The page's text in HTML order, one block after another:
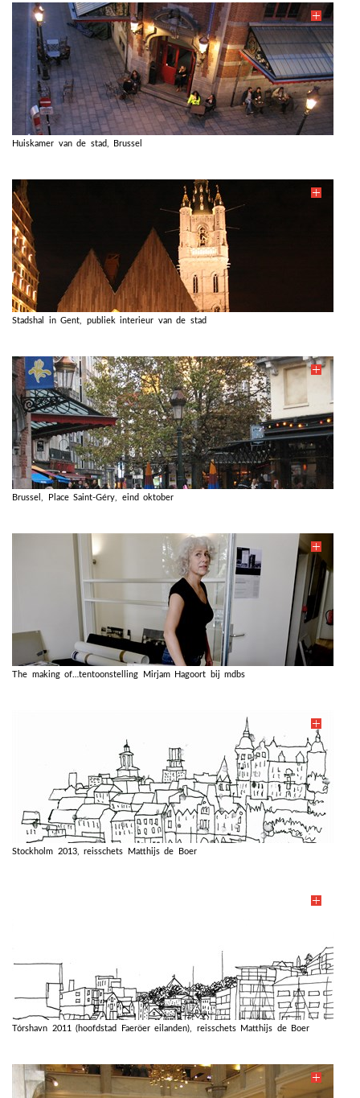
Huiskamer van de stad, Brussel
Stadshal in Gent, publiek interieur van de stad
Brussel, Place Saint-Géry, eind oktober
The making of…tentoonstelling Mirjam Hagoort bij mdbs
Stockholm 2013, reisschets Matthijs de Boer
Tórshavn 2011 (hoofdstad Faeröer eilanden), reisschets Matthijs de Boer